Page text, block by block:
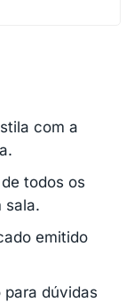
com a
todos os
sala.
emitido
para dúvidas